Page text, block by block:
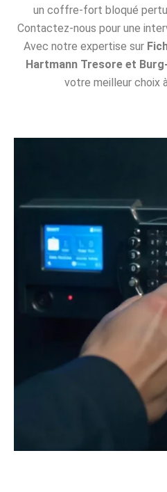
un coffre-fort bloqué
Contactez-nous pour une
Avec notre expertise sur
Hartmann Tresore et
votre meilleur choix